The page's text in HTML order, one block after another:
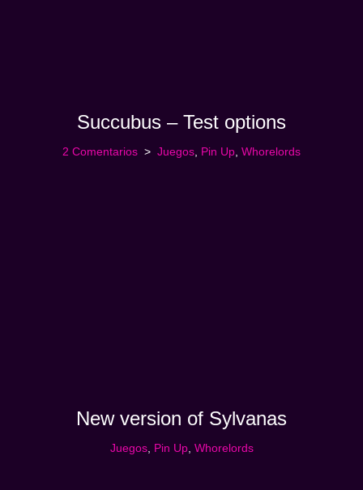
Succubus – Test options
2 Comentarios Juegos, Pin Up, Whorelords
New version of Sylvanas
Juegos, Pin Up, Whorelords